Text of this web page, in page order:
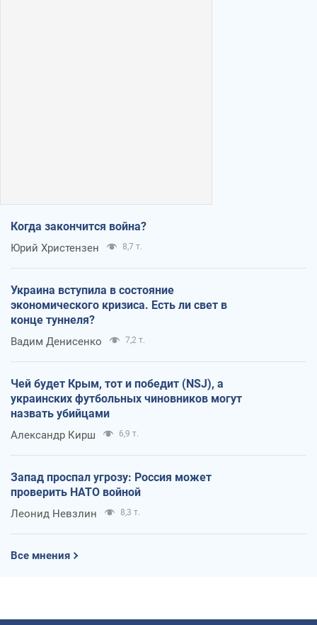
Когда закончится война?
Юрий Христензен 8,7 т.
Украина вступила в состояние
экономического кризиса. Есть ли свет в
конце туннеля?
Вадим Денисенко 7,2 т.
Чей будет Крым, тот и победит (NSJ), а
украинских футбольных чиновников могут
назвать убийцами
Александр Кирш 6,9 т.
Запад проспал угрозу: Россия может
проверить НАТО войной
Леонид Невзлин 8,3 т.
Все мнения